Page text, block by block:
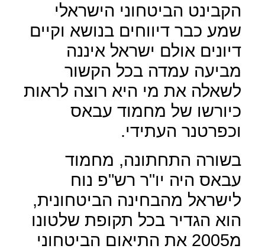
הקבינט הביטחוני הישראלי
שמע כבר דיווחים בנושא וקיים
דיונים אולם ישראל איננה
מביעה עמדה בכל הקשור
לשאלה את מי היא רוצה לראות
כיורשו של מחמוד עבאס
וכפרטנר העתידי.
בשורה התחתונה, מחמוד
עבאס היה יו"ר רש"פ נוח
לישראל מהבחינה הביטחונית,
הוא הגדיר בכל תקופת שלטונו
מ2005 את התיאום הביטחוני